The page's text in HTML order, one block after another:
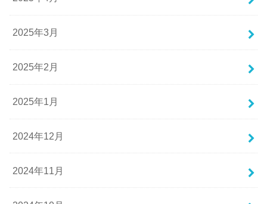
2025年3月
2025年2月
2025年1月
2024年12月
2024年11月